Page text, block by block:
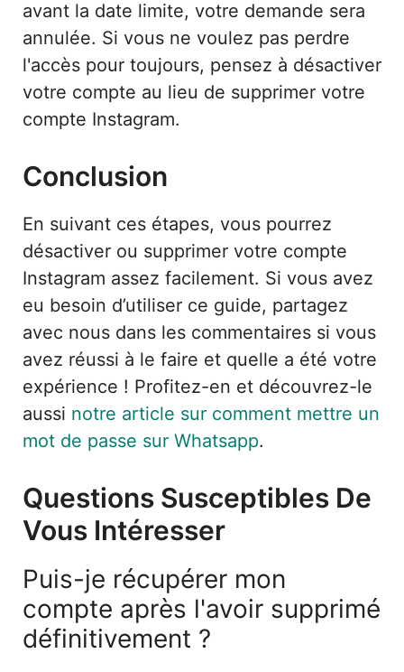
avant la date limite, votre demande sera
annulée. Si vous ne voulez pas perdre
l'accès pour toujours, pensez à désactiver
votre compte au lieu de supprimer votre
compte Instagram.
Conclusion
En suivant ces étapes, vous pourrez
désactiver ou supprimer votre compte
Instagram assez facilement. Si vous avez
eu besoin d’utiliser ce guide, partagez
avec nous dans les commentaires si vous
avez réussi à le faire et quelle a été votre
expérience ! Profitez-en et découvrez-le
aussi notre article sur comment mettre un
mot de passe sur Whatsapp.
Questions Susceptibles De
Vous Intéresser
Puis-je récupérer mon
compte après l'avoir supprimé
définitivement ?